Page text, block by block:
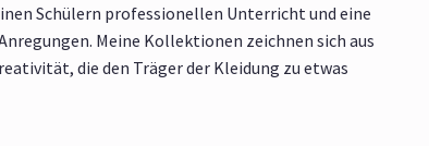
Schülern professionellen Unterricht und eine
Meine Kollektionen zeichnen sich aus
die den Träger der Kleidung zu etwas